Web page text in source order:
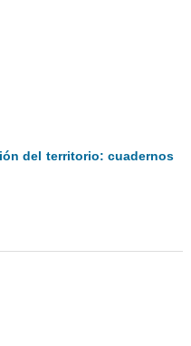
del territorio: cuadernos